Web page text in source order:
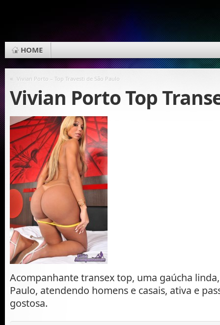
HOME
« Vivian Porto – Top Travesti de São Paulo
Vivian Porto Top
Acompanhante transex top, uma gaúcha
Paulo, atendendo homens e casais, ativa e
gostosa.